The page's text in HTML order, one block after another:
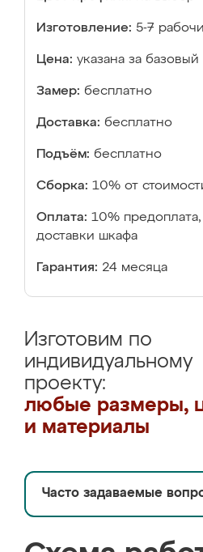
Изготовление: 5-7
Цена: указана за
Замер: бесплатно
Доставка: бесплатно
Подъём: бесплатно
Сборка: 10% от
Оплата: 10%
доставки шкафа
Гарантия: 24 месяца
Изготовим по
индивидуальному
проекту:
любые размеры,
и материалы
Часто задаваемые